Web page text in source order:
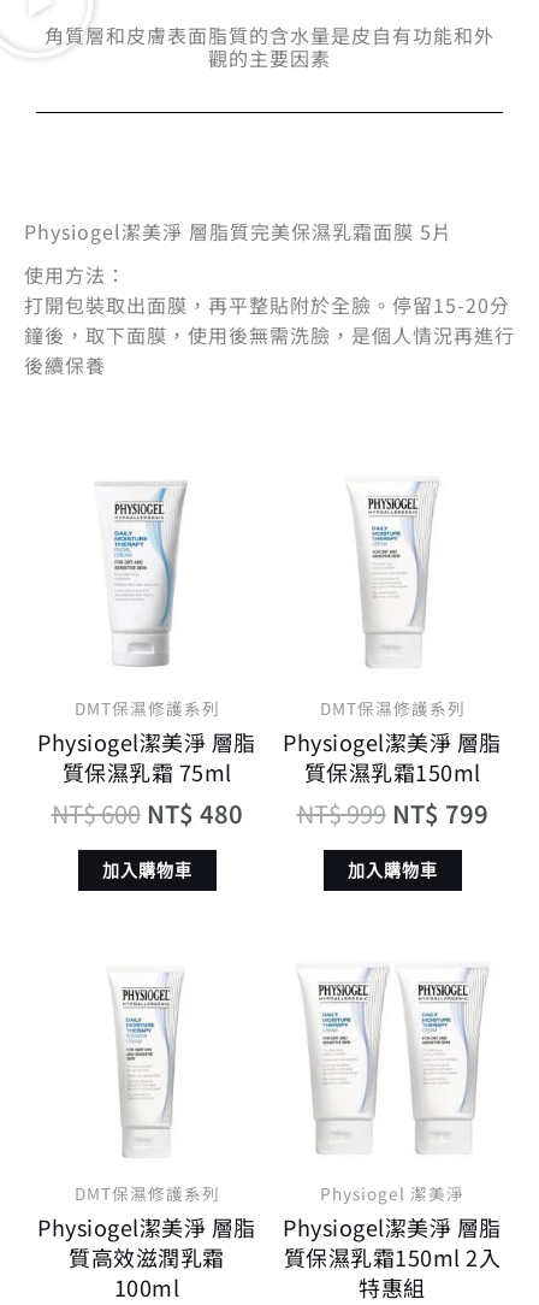
角質層和皮膚表面脂質的含水量是皮自有功能和外
觀的主要因素
Physiogel潔美淨 層脂質完美保濕乳霜面膜 5片
使用方法：
打開包裝取出面膜，再平整貼附於全臉。停留15-20分
鐘後，取下面膜，使用後無需洗臉，是個人情況再進行
後續保養
DMT保濕修護系列
Physiogel潔美淨 層脂
質保濕乳霜 75ml
NT$600
原
始
價
格：
NT$ 600。
NT$ 480
NT$ 480。
加入購物車
DMT保濕修護系列
Physiogel潔美淨 層脂
質保濕乳霜150ml
NT$999
原
始
價
格：
NT$ 999。
NT$ 799
加入購物車
DMT保濕修護系列
Physiogel潔美淨 層脂
質高效滋潤乳霜
100ml
始
價
格：
NT$ 1,200。NT$ 960。
Physiogel 潔美淨
Physiogel潔美淨 層脂
質保濕乳霜150ml 2入
特惠組
原
始
價
格：
NT$
目
前
價
格：
NT$